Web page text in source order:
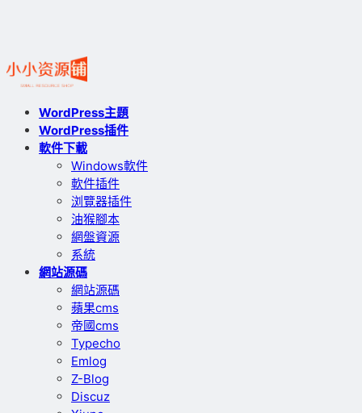
WordPress主題
WordPress插件
軟件下載
Windows軟件
軟件插件
浏覽器插件
油猴腳本
網盤資源
系統
網站源碼
網站源碼
蘋果cms
帝國cms
Typecho
Emlog
Z-Blog
Discuz